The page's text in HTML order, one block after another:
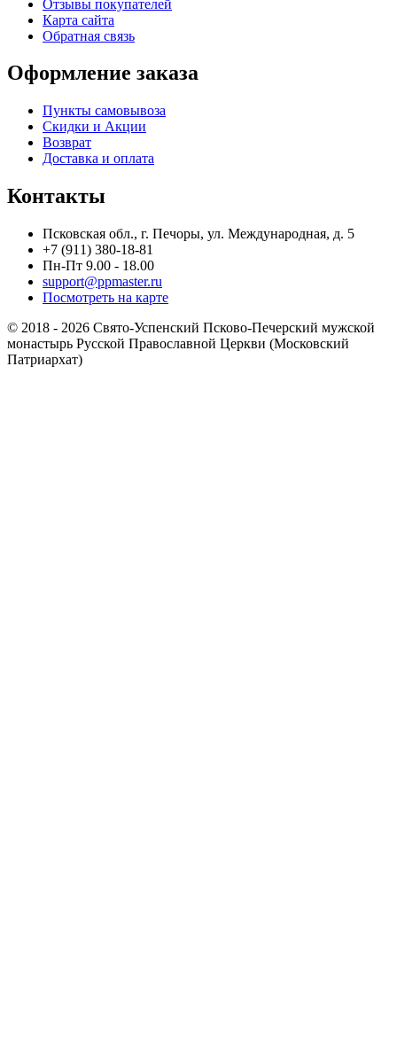
Отзывы покупателей
Карта сайта
Обратная связь
Оформление заказа
Пункты самовывоза
Скидки и Акции
Возврат
Доставка и оплата
Контакты
Псковская обл., г. Печоры, ул. Международная, д. 5
+7 (911) 380-18-81
Пн-Пт 9.00 - 18.00
support@ppmaster.ru
Посмотреть на карте
© 2018 - 2026 Свято-Успенский Псково-Печерский мужской
монастырь Русской Православной Церкви (Московский
Патриархат)